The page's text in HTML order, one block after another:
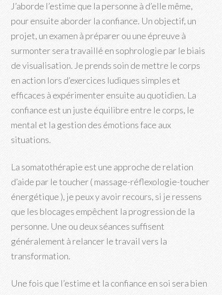
J’aborde l’estime que la personne à d’elle même,
pour ensuite aborder la confiance. Un objectif, un
projet, un examen à préparer ou une épreuve à
surmonter sera travaillé en sophrologie par le biais
de visualisation. Je prends soin de mettre le corps
en action lors d’exercices ludiques simples et
efficaces à expérimenter ensuite au quotidien. La
confiance est un juste équilibre entre le corps, le
mental et la gestion des émotions face aux
situations.
La somatothérapie est une approche de relation
d’aide par le toucher ( massage-réflexologie-toucher
énergétique ), je peux y avoir recours, si je ressens
que les blocages empêchent la progression de la
personne. Une ou deux séances suffisent
généralement à relancer le travail vers la
transformation.
Une fois que l’estime et la confiance en soi sera bien